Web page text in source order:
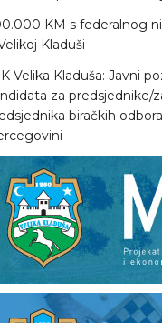
KM s federalnog
Kladuši
Velika Kladuša: Javni
za predsjednike/
biračkih